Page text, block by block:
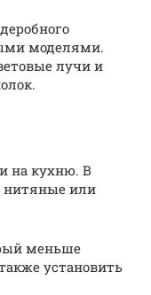
моделями.
лучи и
на кухню. В
нитяные или
меньше
установить